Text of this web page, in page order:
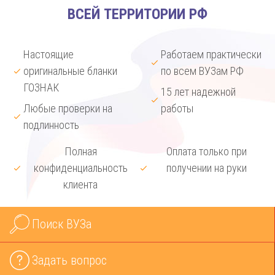
ВСЕЙ ТЕРРИТОРИИ РФ
Настоящие
оригинальные бланки
ГОЗНАК
Любые проверки на
подлинность
Работаем практически
по всем ВУЗам РФ
15 лет надежной
работы
Полная
конфиденциальность
клиента
Оплата только при
получении на руки
Поиск ВУЗа
Задать вопрос